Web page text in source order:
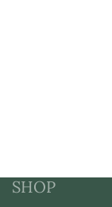
SHOP